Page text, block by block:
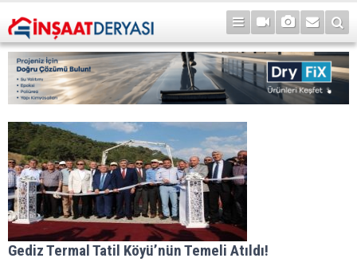
Gediz Termal Tatil Köyü’nün Temeli Atıldı!